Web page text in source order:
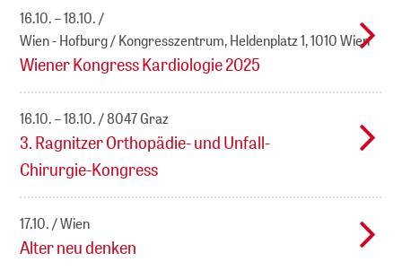
16.10. – 18.10.
Wien - Hofburg / Kongresszentrum, Heldenplatz 1, 1010 Wien
Wiener Kongress Kardiologie 2025
16.10. – 18.10. 8047 Graz
3. Ragnitzer Orthopädie- und Unfall-
Chirurgie-Kongress
17.10. Wien
Alter neu denken